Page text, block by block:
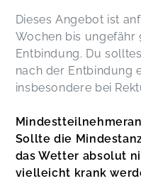
Dieses Angebot ist
Wochen bis ungefähr
Entbindung. Du
nach der Entbindung
insbesondere bei
Sollte die
das Wetter absolut
vielleicht krank